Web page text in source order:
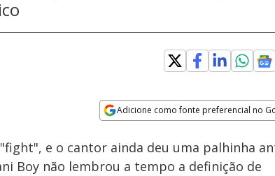
Adicione como fonte preferencial no
Velocidade
e o cantor ainda deu uma palhinha
Boy não lembrou a tempo a definição de